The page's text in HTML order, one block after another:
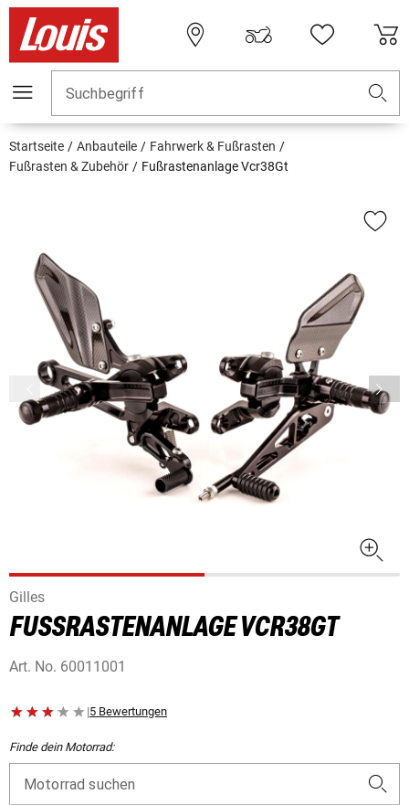
Suchbegriff
Startseite Anbauteile
Fahrwerk & Fußrasten
Fußrasten & Zubehör
Fußrastenanlage Vcr38Gt
Gilles
FUSSRASTENANLAGE VCR38GT
Art. No. 60011001
|5 Bewertungen
Finde dein Motorrad:
Motorrad suchen